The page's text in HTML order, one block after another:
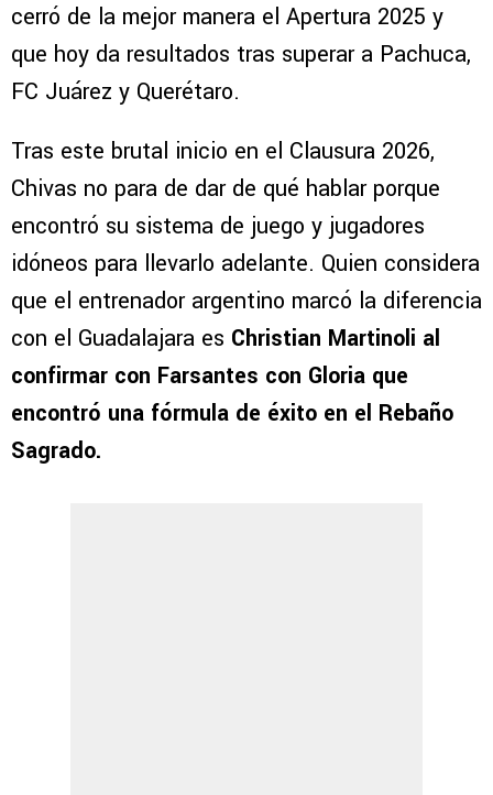
cerró de la mejor manera el Apertura 2025 y
que hoy da resultados tras superar a Pachuca,
FC Juárez y Querétaro.
Tras este brutal inicio en el Clausura 2026,
Chivas no para de dar de qué hablar porque
encontró su sistema de juego y jugadores
idóneos para llevarlo adelante. Quien considera
que el entrenador argentino marcó la diferencia
con el Guadalajara es Christian Martinoli al
confirmar con Farsantes con Gloria que
encontró una fórmula de éxito en el Rebaño
Sagrado.